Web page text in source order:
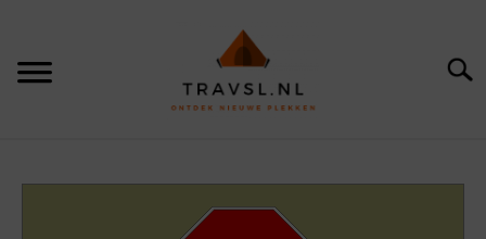
content
PIN SLIM CALCULATOR